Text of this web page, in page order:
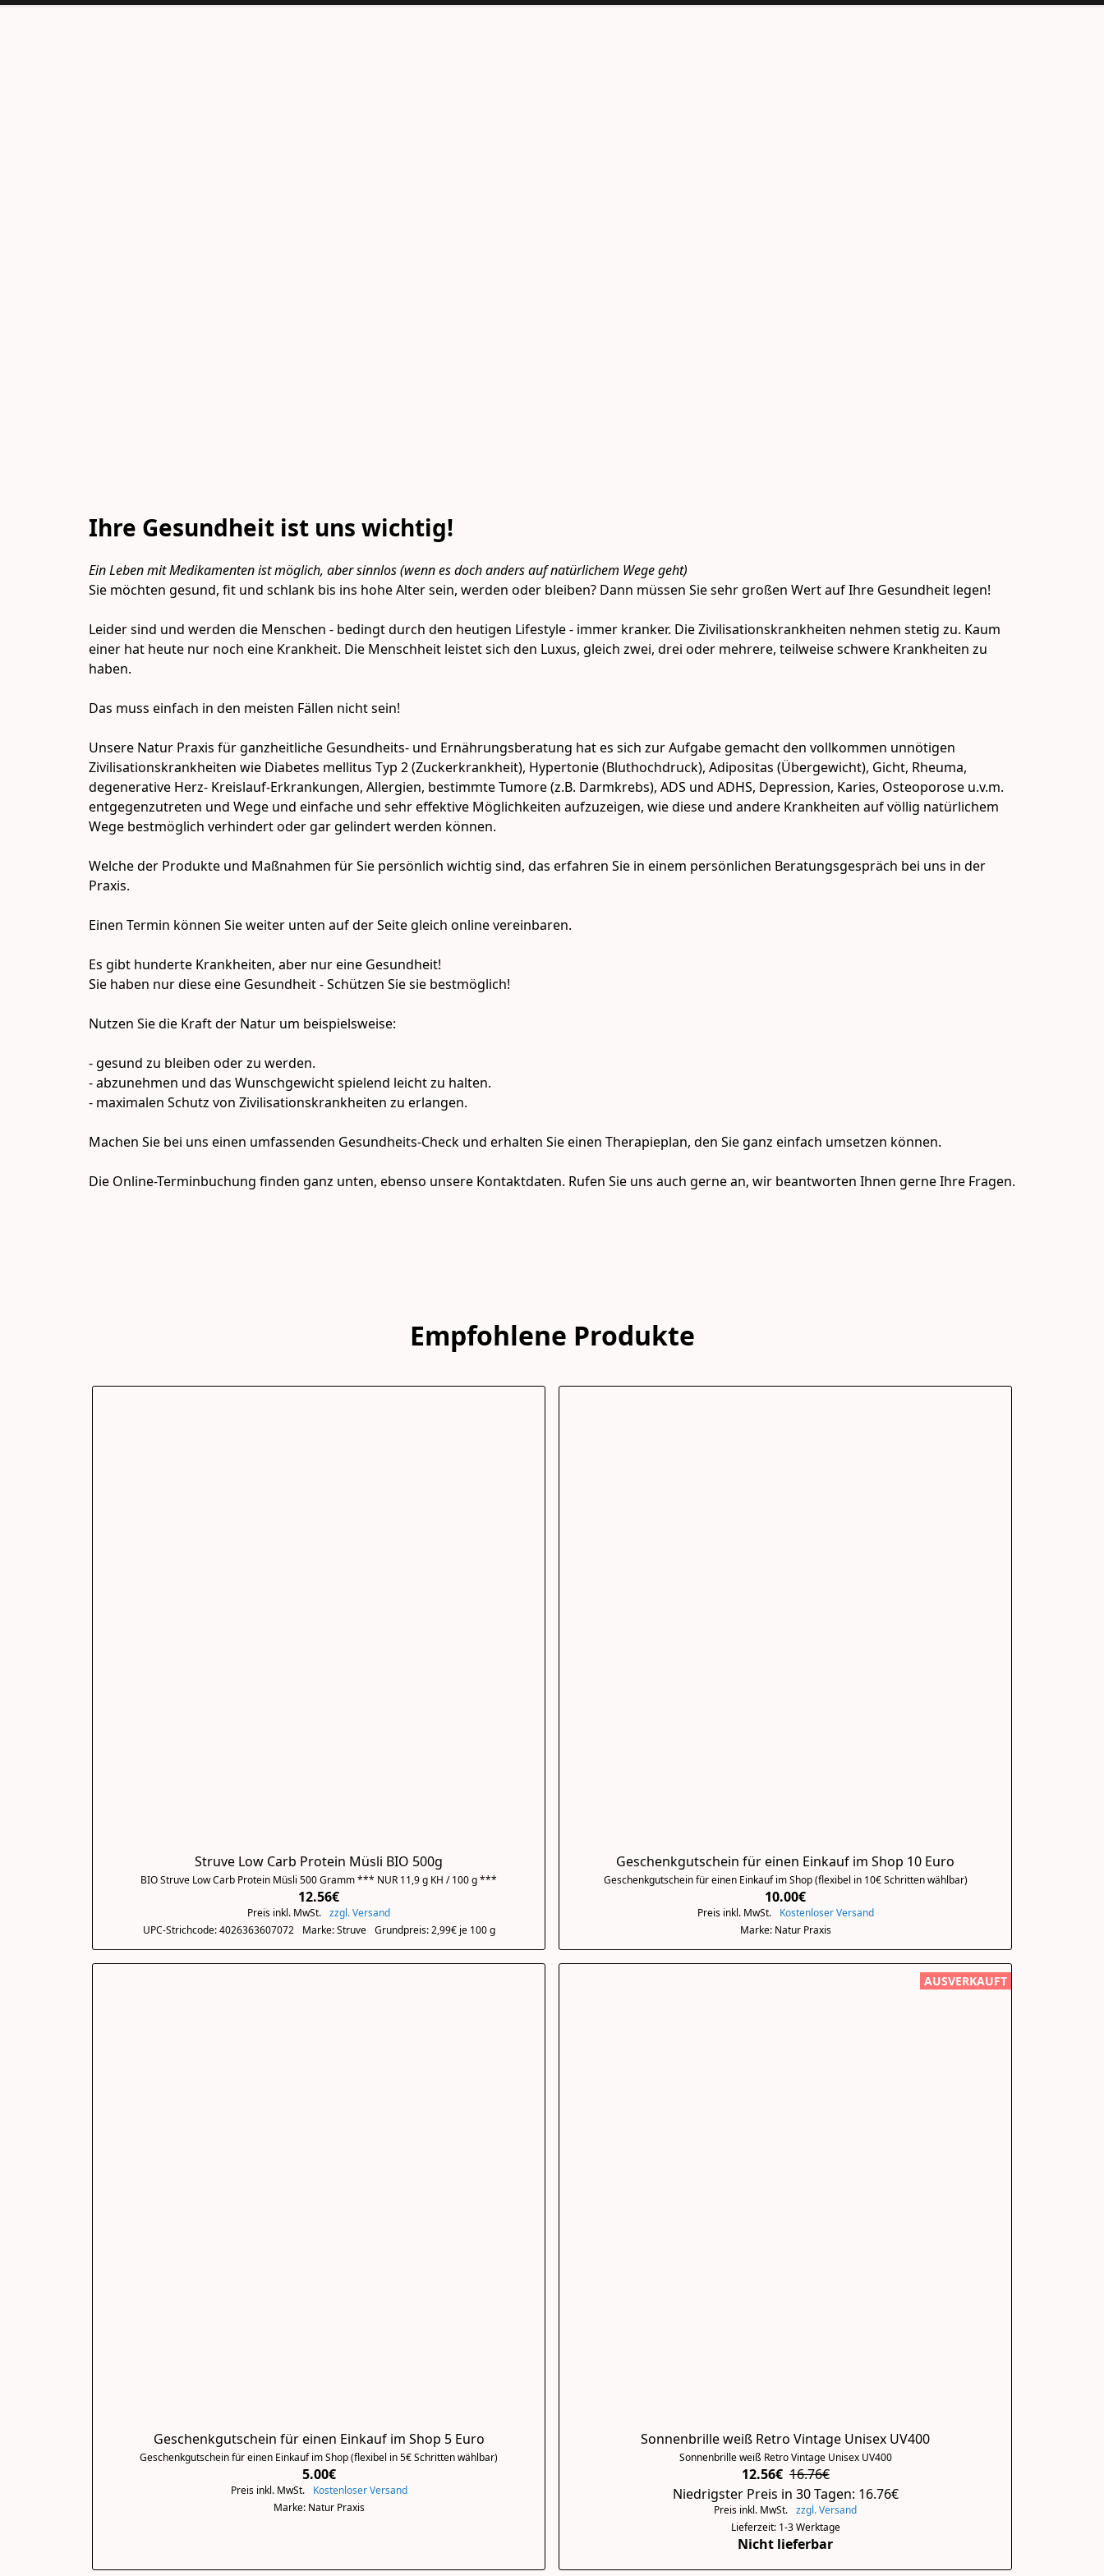
Ihre Gesundheit ist uns wichtig!
Ein Leben mit Medikamenten ist möglich, aber sinnlos (wenn es doch anders auf natürlichem Wege geht)
Sie möchten gesund, fit und schlank bis ins hohe Alter sein, werden oder bleiben? Dann müssen Sie sehr großen Wert auf Ihre Gesundheit legen!
Leider sind und werden die Menschen - bedingt durch den heutigen Lifestyle - immer kranker. Die Zivilisationskrankheiten nehmen stetig zu. Kaum
einer hat heute nur noch eine Krankheit. Die Menschheit leistet sich den Luxus, gleich zwei, drei oder mehrere, teilweise schwere Krankheiten zu
haben.
Das muss einfach in den meisten Fällen nicht sein!
Unsere Natur Praxis für ganzheitliche Gesundheits- und Ernährungsberatung hat es sich zur Aufgabe gemacht den vollkommen unnötigen
Zivilisationskrankheiten wie Diabetes mellitus Typ 2 (Zuckerkrankheit), Hypertonie (Bluthochdruck), Adipositas (Übergewicht), Gicht, Rheuma,
degenerative Herz- Kreislauf-Erkrankungen, Allergien, bestimmte Tumore (z.B. Darmkrebs), ADS und ADHS, Depression, Karies, Osteoporose u.v.m.
entgegenzutreten und Wege und einfache und sehr effektive Möglichkeiten aufzuzeigen, wie diese und andere Krankheiten auf völlig natürlichem
Wege bestmöglich verhindert oder gar gelindert werden können.
Welche der Produkte und Maßnahmen für Sie persönlich wichtig sind, das erfahren Sie in einem persönlichen Beratungsgespräch bei uns in der
Praxis.
Einen Termin können Sie weiter unten auf der Seite gleich online vereinbaren.
Es gibt hunderte Krankheiten, aber nur eine Gesundheit!
Sie haben nur diese eine Gesundheit - Schützen Sie sie bestmöglich!
Nutzen Sie die Kraft der Natur um beispielsweise:
- gesund zu bleiben oder zu werden.
- abzunehmen und das Wunschgewicht spielend leicht zu halten.
- maximalen Schutz von Zivilisationskrankheiten zu erlangen.
Machen Sie bei uns einen umfassenden Gesundheits-Check und erhalten Sie einen Therapieplan, den Sie ganz einfach umsetzen können.
Die Online-Terminbuchung finden ganz unten, ebenso unsere Kontaktdaten. Rufen Sie uns auch gerne an, wir beantworten Ihnen gerne Ihre Fragen.
Empfohlene Produkte
Struve Low Carb Protein Müsli BIO 500g
BIO Struve Low Carb Protein Müsli 500 Gramm *** NUR 11,9 g KH / 100 g ***
12.56€
Preis inkl. MwSt. zzgl. Versand
UPC-Strichcode: 4026363607072
Marke: Struve Grundpreis: 2,99€ je 100 g
Geschenkgutschein für einen Einkauf im Shop 10 Euro
Geschenkgutschein für einen Einkauf im Shop (flexibel in 10€ Schritten wählbar)
10.00€
Preis inkl. MwSt.
Kostenloser Versand
Marke: Natur Praxis
Geschenkgutschein für einen Einkauf im Shop 5 Euro
Geschenkgutschein für einen Einkauf im Shop (flexibel in 5€ Schritten wählbar)
5.00€
Preis inkl. MwSt.
Kostenloser Versand
Marke: Natur Praxis
AUSVERKAUFT
Sonnenbrille weiß Retro Vintage Unisex UV400
Sonnenbrille weiß Retro Vintage Unisex UV400
12.56€ 16.76€
Niedrigster Preis in 30 Tagen: 16.76€
Preis inkl. MwSt. zzgl. Versand
Lieferzeit: 1-3 Werktage
Nicht lieferbar